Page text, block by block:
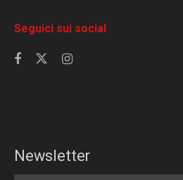
Seguici sui social
Newsletter